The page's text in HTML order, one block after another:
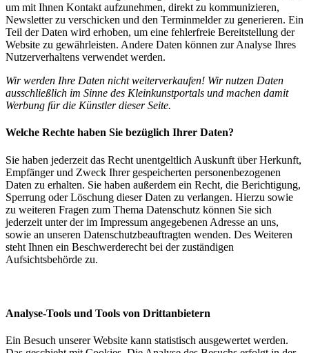
um mit Ihnen Kontakt aufzunehmen, direkt zu kommunizieren,
Newsletter zu verschicken und den Terminmelder zu generieren. Ein
Teil der Daten wird erhoben, um eine fehlerfreie Bereitstellung der
Website zu gewährleisten. Andere Daten können zur Analyse Ihres
Nutzerverhaltens verwendet werden.
Wir werden Ihre Daten nicht weiterverkaufen! Wir nutzen Daten
ausschließlich im Sinne des Kleinkunstportals und machen damit
Werbung für die Künstler dieser Seite.
Welche Rechte haben Sie bezüglich Ihrer Daten?
Sie haben jederzeit das Recht unentgeltlich Auskunft über Herkunft,
Empfänger und Zweck Ihrer gespeicherten personenbezogenen
Daten zu erhalten. Sie haben außerdem ein Recht, die Berichtigung,
Sperrung oder Löschung dieser Daten zu verlangen. Hierzu sowie
zu weiteren Fragen zum Thema Datenschutz können Sie sich
jederzeit unter der im Impressum angegebenen Adresse an uns,
sowie an unseren Datenschutzbeauftragten wenden. Des Weiteren
steht Ihnen ein Beschwerderecht bei der zuständigen
Aufsichtsbehörde zu.
Analyse-Tools und Tools von Drittanbietern
Ein Besuch unserer Website kann statistisch ausgewertet werden.